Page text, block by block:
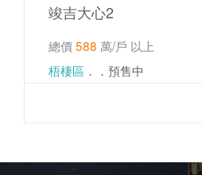
竣吉大心2
總價588 萬/戶 以上
梧棲區 ．．預售中